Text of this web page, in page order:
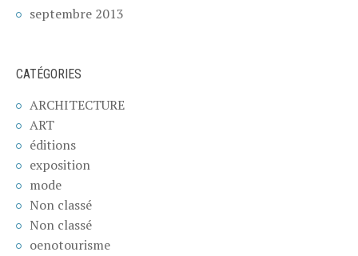
septembre 2013
CATÉGORIES
ARCHITECTURE
ART
éditions
exposition
mode
Non classé
Non classé
oenotourisme